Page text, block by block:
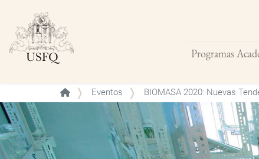
Programas
Buscar
Eventos BIOMASA 2020: Nuevas